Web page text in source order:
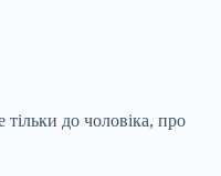
до чоловіка, про